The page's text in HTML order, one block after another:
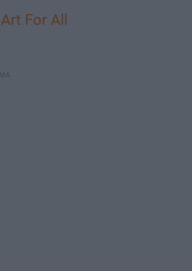
For All